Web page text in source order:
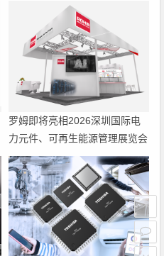
罗姆即将亮相2026深圳国际电
力元件、可再生能源管理展览会
暨研讨会